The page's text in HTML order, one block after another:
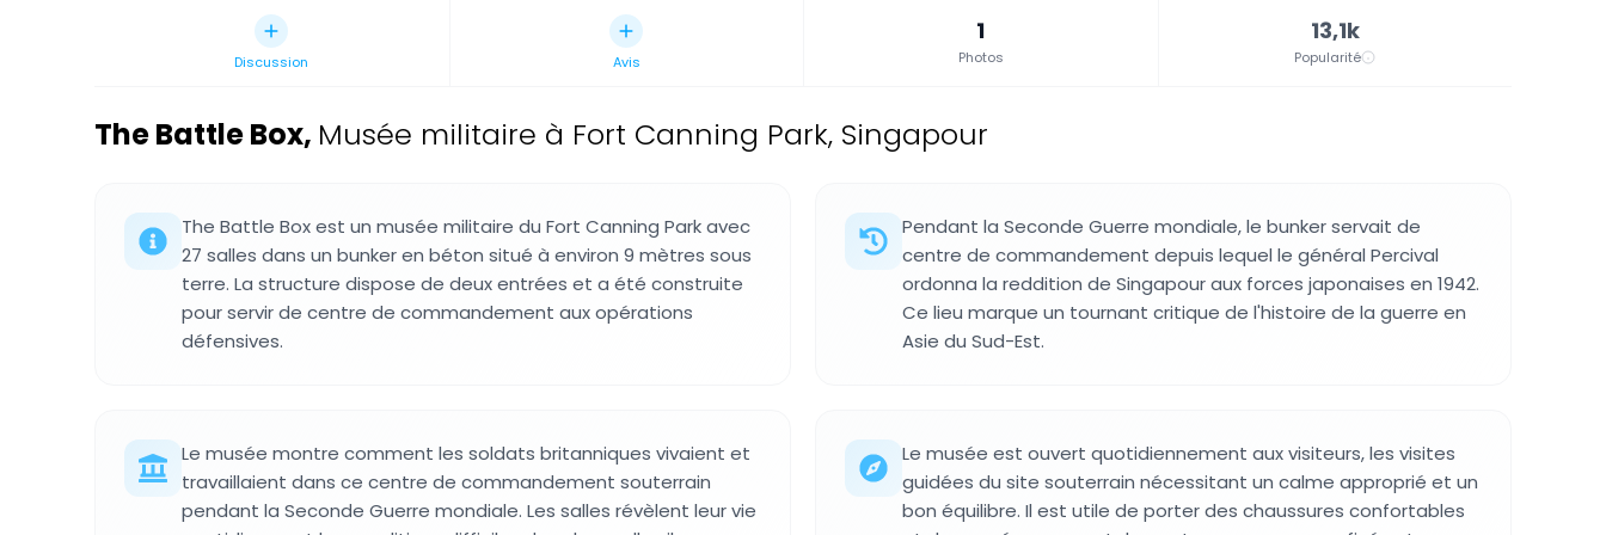
Discussion Avis
1
Photos
13,1k
Popularité
The Battle Box, Musée militaire à Fort Canning Park, Singapour
The Battle Box est un musée militaire du Fort Canning Park avec
27 salles dans un bunker en béton situé à environ 9 mètres sous
terre. La structure dispose de deux entrées et a été construite
pour servir de centre de commandement aux opérations
défensives.
Pendant la Seconde Guerre mondiale, le bunker servait de
centre de commandement depuis lequel le général Percival
ordonna la reddition de Singapour aux forces japonaises en 1942.
Ce lieu marque un tournant critique de l'histoire de la guerre en
Asie du Sud-Est.
Le musée montre comment les soldats britanniques vivaient et
travaillaient dans ce centre de commandement souterrain
pendant la Seconde Guerre mondiale. Les salles révèlent leur vie
Le musée est ouvert quotidiennement aux visiteurs, les visites
guidées du site souterrain nécessitant un calme approprié et un
bon équilibre. Il est utile de porter des chaussures confortables